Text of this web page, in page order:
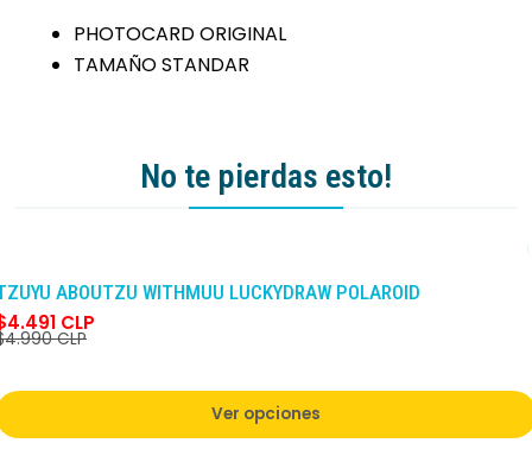
PHOTOCARD ORIGINAL
TAMAÑO STANDAR
No te pierdas esto!
ABOUTZU WITHMUU LUCKYDRAW POLAROID
CLP
CLP
Ver opciones